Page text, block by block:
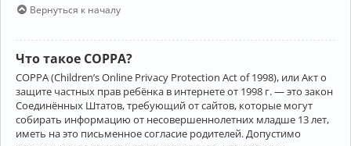
Вернуться к началу
Что такое COPPA?
COPPA (Children’s Online Privacy Protection Act of 1998), или Акт о
защите частных прав ребёнка в интернете от 1998 г. — это закон
Соединённых Штатов, требующий от сайтов, которые могут
собирать информацию от несовершеннолетних младше 13 лет,
иметь на это письменное согласие родителей. Допустимо